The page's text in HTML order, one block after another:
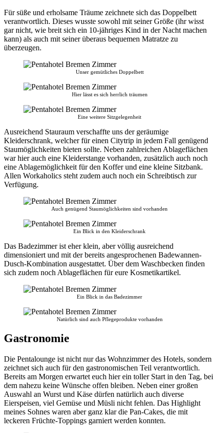
Für süße und erholsame Träume zeichnete sich das Doppelbett
verantwortlich. Dieses wusste sowohl mit seiner Größe (ihr wisst
gar nicht, wie breit sich ein 10-jähriges Kind in der Nacht machen
kann) als auch mit seiner überaus bequemen Matratze zu
überzeugen.
Unser gemütliches Doppelbett
Hier lässt es sich herrlich träumen
Eine weitere Sitzgelegenheit
Ausreichend Stauraum verschaffte uns der geräumige
Kleiderschrank, welcher für einen Citytrip in jedem Fall genügend
Staumöglichkeiten bieten sollte. Neben zahlreichen Ablageflächen
war hier auch eine Kleiderstange vorhanden, zusätzlich auch noch
eine Ablagemöglichkeit für den Koffer und eine kleine Sitzbank.
Allen Workaholics steht zudem auch noch ein Schreibtisch zur
Verfügung.
Auch genügend Staumöglichkeiten sind vorhanden
Ein Blick in den Kleiderschrank
Das Badezimmer ist eher klein, aber völlig ausreichend
dimensioniert und mit der bereits angesprochenen Badewannen-
Dusch-Kombination ausgestattet. Über dem Waschbecken finden
sich zudem noch Ablageflächen für eure Kosmetikartikel.
Ein Blick in das Badezimmer
Natürlich sind auch Pflegeprodukte vorhanden
Gastronomie
Die Pentalounge ist nicht nur das Wohnzimmer des Hotels, sondern
zeichnet sich auch für den gastronomischen Teil verantwortlich.
Bereits am Morgen erwartet euch hier ein toller Start in den Tag, bei
dem nahezu keine Wünsche offen bleiben. Neben einer großen
Auswahl an Wurst und Käse dürfen natürlich auch diverse
Eierspeisen, viel Gemüse und Müsli nicht fehlen. Das Highlight
meines Sohnes waren aber ganz klar die Pan-Cakes, die mit
leckeren Früchte-Toppings garniert werden konnten.